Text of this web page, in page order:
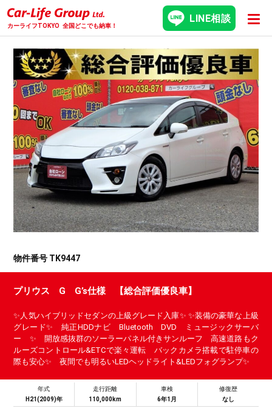
カーライフTOKYO 全国どこでも納車！
LINE相談
物件番号 TK9447
プリウス G G’s仕様 【総合評価優良車】
✨人気ハイブリッドセダンの上級グレード入庫✨ ✨装備の豪華な上級
グレード✨ 純正HDDナビ Bluetooth DVD ミュージックサーバ
ー ✨ 開放感抜群のソーラーパネル付きサンルーフ 高速道路もク
ルーズコントロール&ETCで楽々運転 バックカメラ搭載で駐停車の
際も安心✨ 夜間でも明るいLEDヘッドライト&LEDフォグランプ✨
年式
H21(2009)年
走行距離
110,000km
車検
6年1月
修復歴
なし